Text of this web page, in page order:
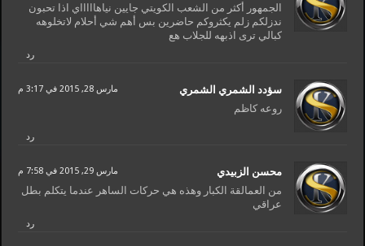
الجمهور أكثر من الشعب الكويتي جايين نياهاااااي اذا تحبون
ندزلكم زلم يكثروكم حاضرين بس أهم شي أحلام لاتخلوهه
كبالي ترى اذبهه للجلاب هع
رد
سؤدد الشمري الشمري مارس 28, 2015 في 3:17 م
روعه كاظم
رد
محسن الزبيدي مارس 29, 2015 في 7:58 م
من العمالقة الكبار وهذه هي حركات الساهر عندما يتكلم بطل
عراقي
رد